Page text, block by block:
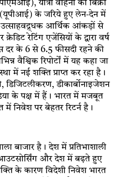
यात्री वाहनों की बिक्री
के जरिये हुए लेन-देन में
उत्साहवद्र्धक आर्थिक आंकड़ों से
रेटिंग एजेंसियों के द्वारा वर्ष
दर के 6 से 6.5 फीसदी रहने की
वैश्विक रिपोर्टों में यह कहा जा
में नई शक्ति प्राप्त कर रहा है।
डिजिटलीकरण, डीकार्बोनाइजेशन
के पक्ष में हैं। भारत में मजबूत
में निवेश पर बेहतर रिटर्न है।
बाजार है। देश में प्रतिभाशाली
और देश में बढ़ते हुए
के कारण विदेशी निवेश भारत